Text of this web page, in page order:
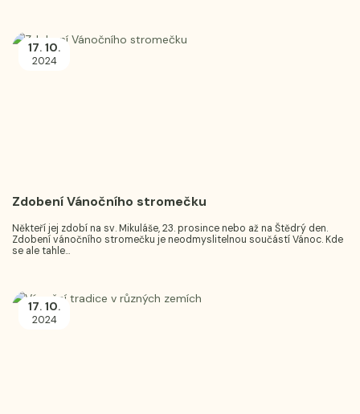
17. 10.
2024
Zdobení Vánočního stromečku
Někteří jej zdobí na sv. Mikuláše, 23. prosince nebo až na Štědrý den.
Zdobení vánočního stromečku je neodmyslitelnou součástí Vánoc. Kde
se ale tahle...
17. 10.
2024